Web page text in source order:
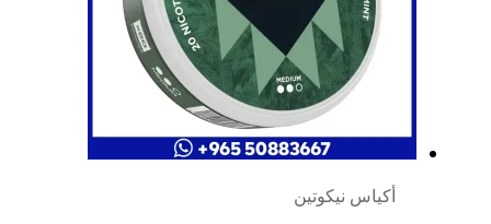
أكياس نيكوتين